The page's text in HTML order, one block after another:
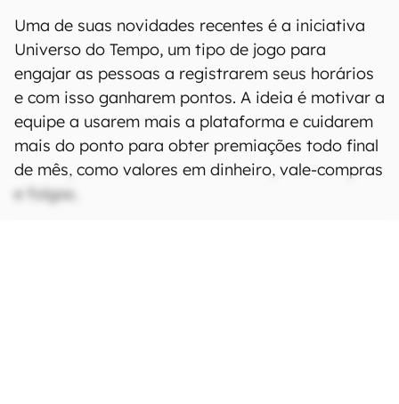
Uma de suas novidades recentes é a iniciativa
Universo do Tempo, um tipo de jogo para
engajar as pessoas a registrarem seus horários
e com isso ganharem pontos. A ideia é motivar a
equipe a usarem mais a plataforma e cuidarem
mais do ponto para obter premiações todo final
de mês, como valores em dinheiro, vale-compras
e folgas.